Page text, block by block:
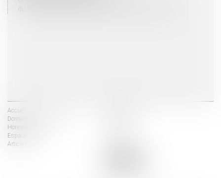
Accueil
Domaines d'intervention
Honoraires
Espace client
Articles